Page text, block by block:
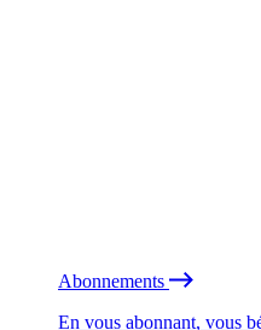
Abonnements
En vous abonnant, vous